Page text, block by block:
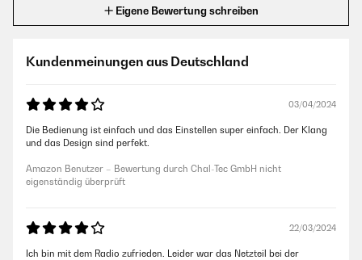
Eigene Bewertung schreiben
Kundenmeinungen aus Deutschland
03/04/2024
Die Bedienung ist einfach und das Einstellen super einfach. Der Klang
und das Design sind perfekt.
Amazon Benutzer – Bewertung durch Chal-Tec GmbH nicht
eigenständig überprüft
22/03/2024
Ich bin mit dem Radio zufrieden. Leider war das Netzteil bei der